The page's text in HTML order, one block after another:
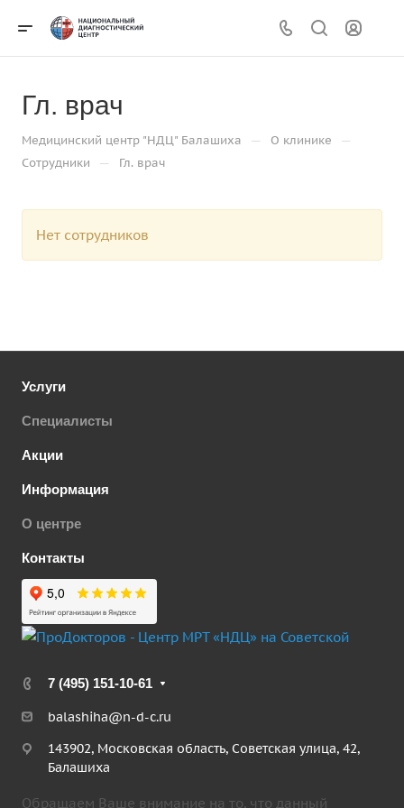
Гл. врач
Медицинский центр "НДЦ" Балашиха — О клинике —
Сотрудники — Гл. врач
Нет сотрудников
Услуги
Специалисты
Акции
Информация
О центре
Контакты
7 (495) 151-10-61
balashiha@n-d-c.ru
143902, Московская область, Советская улица, 42,
Балашиха
Обращаем Ваше внимание на то, что данный